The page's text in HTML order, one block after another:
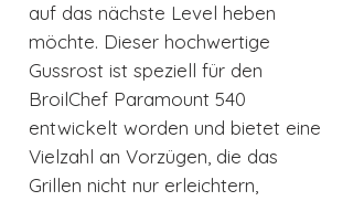
auf das nächste Level heben
möchte. Dieser hochwertige
Gussrost ist speziell für den
BroilChef Paramount 540
entwickelt worden und bietet eine
Vielzahl an Vorzügen, die das
Grillen nicht nur erleichtern,